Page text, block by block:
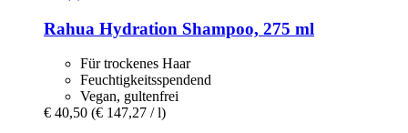
Rahua Hydration Shampoo, 275 ml
Für trockenes Haar
Feuchtigkeitsspendend
Vegan, gultenfrei
€ 40,50 (€ 147,27 / l)